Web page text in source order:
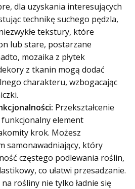
dla uzyskania interesujących
technikę suchego pędzla,
tekstury, które
lub stare, postarzane
mozaika z płytek
z tkanin mogą dodać
charakteru, wzbogacając
Przekształcenie
funkcjonalny element
krok. Możesz
samonawadniający, który
częstego podlewania roślin,
, co ułatwi przesadzanie.
na rośliny nie tylko ładnie się